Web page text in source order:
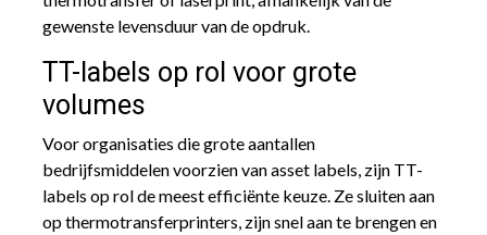
gewenste levensduur van de opdruk.
TT-labels op rol voor grote
volumes
Voor organisaties die grote aantallen
bedrijfsmiddelen voorzien van asset labels, zijn TT-
labels op rol de meest efficiënte keuze. Ze sluiten aan
op thermotransferprinters, zijn snel aan te brengen en